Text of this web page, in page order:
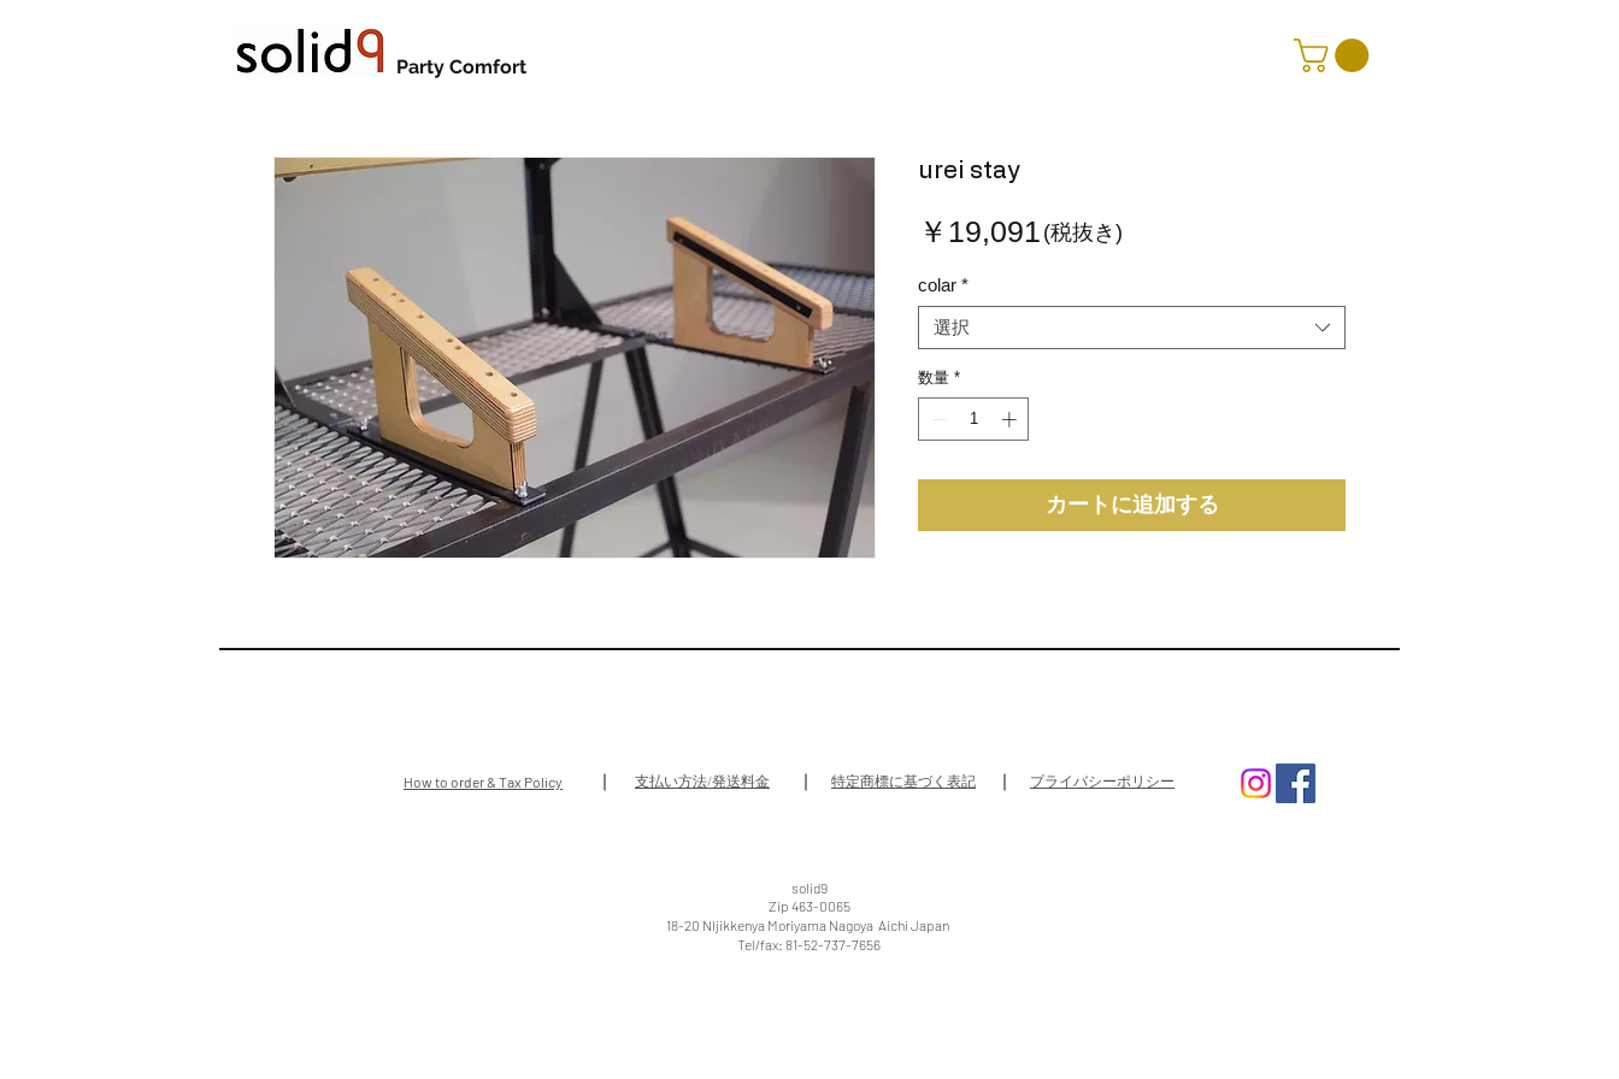
Party Comfort
urei stay
￥19,091価
colar *
選択
数量 *
カートに追加する
(税抜き)
How to order & Tax Policy 支払い方法/発送料金 特定商標に基づく表記 プライバシーポリシー
solid9
​Zip 463-0065
18-20 NIjikkenya Moriyama Nagoya Aichi Japan
Tel/fax: 81-52-737-7656